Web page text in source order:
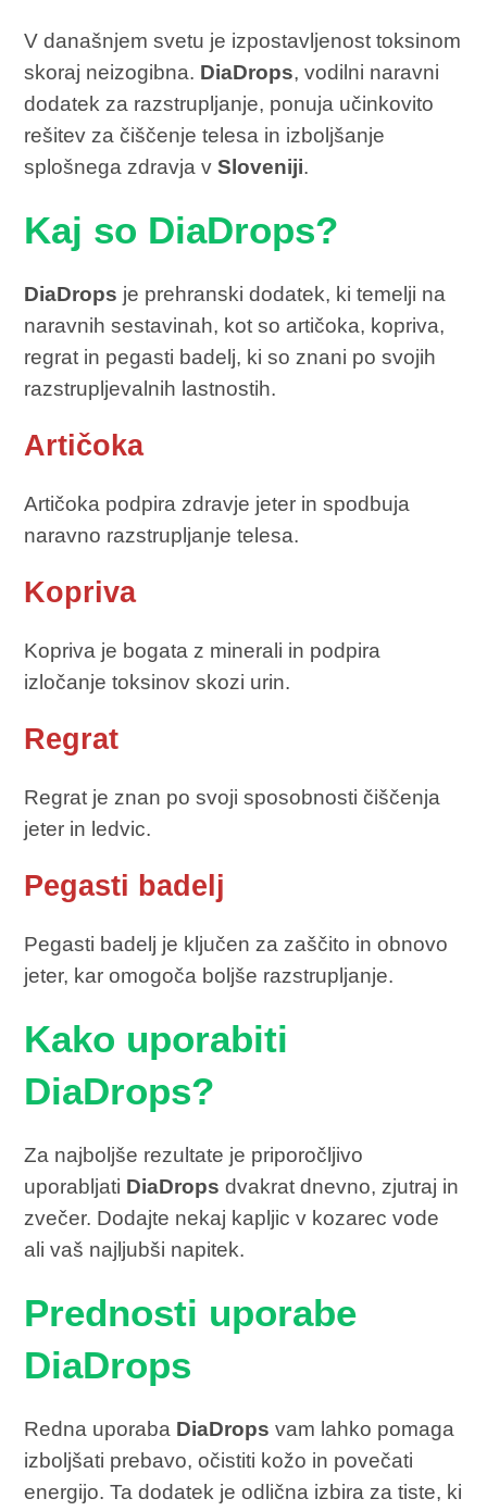
V današnjem svetu je izpostavljenost toksinom
skoraj neizogibna. DiaDrops, vodilni naravni
dodatek za razstrupljanje, ponuja učinkovito
rešitev za čiščenje telesa in izboljšanje
splošnega zdravja vSloveniji.
Kaj so DiaDrops?
DiaDrops je prehranski dodatek, ki temelji na
naravnih sestavinah, kot so artičoka, kopriva,
regrat in pegasti badelj, ki so znani po svojih
razstrupljevalnih lastnostih.
Artičoka
Artičoka podpira zdravje jeter in spodbuja
naravno razstrupljanje telesa.
Kopriva
Kopriva je bogata z minerali in podpira
izločanje toksinov skozi urin.
Regrat
Regrat je znan po svoji sposobnosti čiščenja
jeter in ledvic.
Pegasti badelj
Pegasti badelj je ključen za zaščito in obnovo
jeter, kar omogoča boljše razstrupljanje.
Kako uporabiti
DiaDrops?
Za najboljše rezultate je priporočljivo
uporabljati DiaDrops dvakrat dnevno, zjutraj in
zvečer. Dodajte nekaj kapljic v kozarec vode
ali vaš najljubši napitek.
Prednosti uporabe
DiaDrops
Redna uporaba DiaDrops vam lahko pomaga
izboljšati prebavo, očistiti kožo in povečati
energijo. Ta dodatek je odlična izbira za tiste, ki